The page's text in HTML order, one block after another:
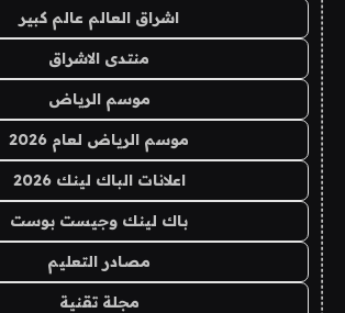
اشراق العالم عالم كبير
منتدى الاشراق
موسم الرياض
موسم الرياض لعام 2026
اعلانات الباك لينك 2026
باك لينك وجيست بوست
مصادر التعليم
مجلة تقنية